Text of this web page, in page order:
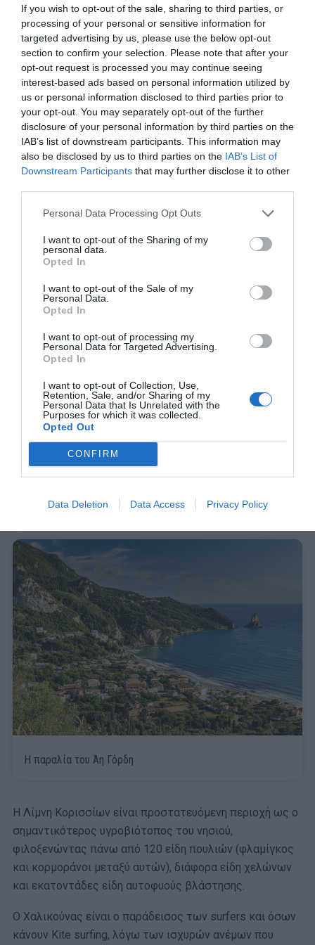
If you wish to opt-out of the sale, sharing to third parties, or
processing of your personal or sensitive information for
targeted advertising by us, please use the below opt-out
section to confirm your selection. Please note that after your
opt-out request is processed you may continue seeing
interest-based ads based on personal information utilized by
us or personal information disclosed to third parties prior to
your opt-out. You may separately opt-out of the further
disclosure of your personal information by third parties on the
IAB’s list of downstream participants. This information may
also be disclosed by us to third parties on the IAB’s List of
Downstream Participants that may further disclose it to other
Personal Data Processing Opt Outs
I want to opt-out of the Sharing of my
personal data.
Opted In
I want to opt-out of the Sale of my
Personal Data.
Opted In
I want to opt-out of processing my
Personal Data for Targeted Advertising.
Opted In
I want to opt-out of Collection, Use,
Retention, Sale, and/or Sharing of my
Personal Data that Is Unrelated with the
Purposes for which it was collected.
Opted Out
CONFIRM
Data Deletion Data Access Privacy Policy
To κανάλι της αγάπης, ή αλλιώς το περίφημο Canal D’
amour κοντά στο χωριό Σιδάρι
Η ποικιλομορφία των παραλίων είναι το συμπλήρωμα
στο φυσικό κάλλος τους. Στη δυτική ακτή δεσπόζουν η
αμμώδης παραλία του Αγίου Γεωργίου Πάγων, οι
Έρμονες, η Γλυφάδα και η Μυρτιώτισσα.
συνθέτουν το αντίβαρο ο γραφικός κόλπος της
Κουλούρας, η κοσμική Δασιάκαι το ψιλό χαλίκι της
παραλίας Μπαρμπάτι. Στα νότια κυριαρχούν ο Άη
Γόρδης, η παραλία του Αρκουδίλα και το μοναδικής
ομορφιάς φυσικό φαινόμενο του Χαλικούνα, μια
χρυσαφένια λωρίδα άμμου περίπου 3 χλμ., που
χωρίζοντας τη λίμνη και τη θάλασσα.
Η παραλία του Άη Γόρδη
Η Λίμνη Κορισσίων είναι προστατευόμενη περιοχή ως ο
σημαντικότερος υγροβιότοπος του νησιού,
φιλοξενώντας πάνω από 120 είδη πουλιών (φλαμίγκος
και κορμοράνοι μεταξύ αυτών), διάφορα είδη χελώνων
και εκατοντάδες είδη αυτοφυούς βλάστησης.
Ο Χαλικούνας είναι ο παράδεισος των surfers και όσων
κάνουν Kite surfing, λόγω των ισχυρών ανέμων που